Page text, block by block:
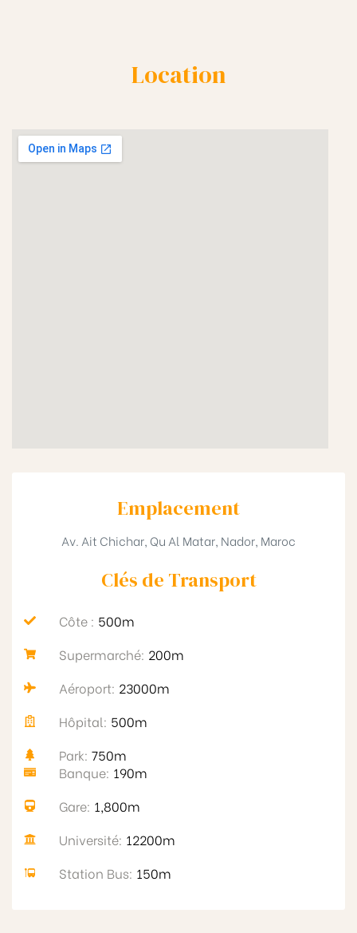
Location
Emplacement
Av. Ait Chichar, Qu Al Matar, Nador, Maroc
Clés de Transport​
Côte : 500m
Supermarché: 200m
Aéroport: 23000m
Hôpital: 500m
Park: 750m
Banque: 190m
Gare: 1,800m
Université: 12200m
Station Bus: 150m